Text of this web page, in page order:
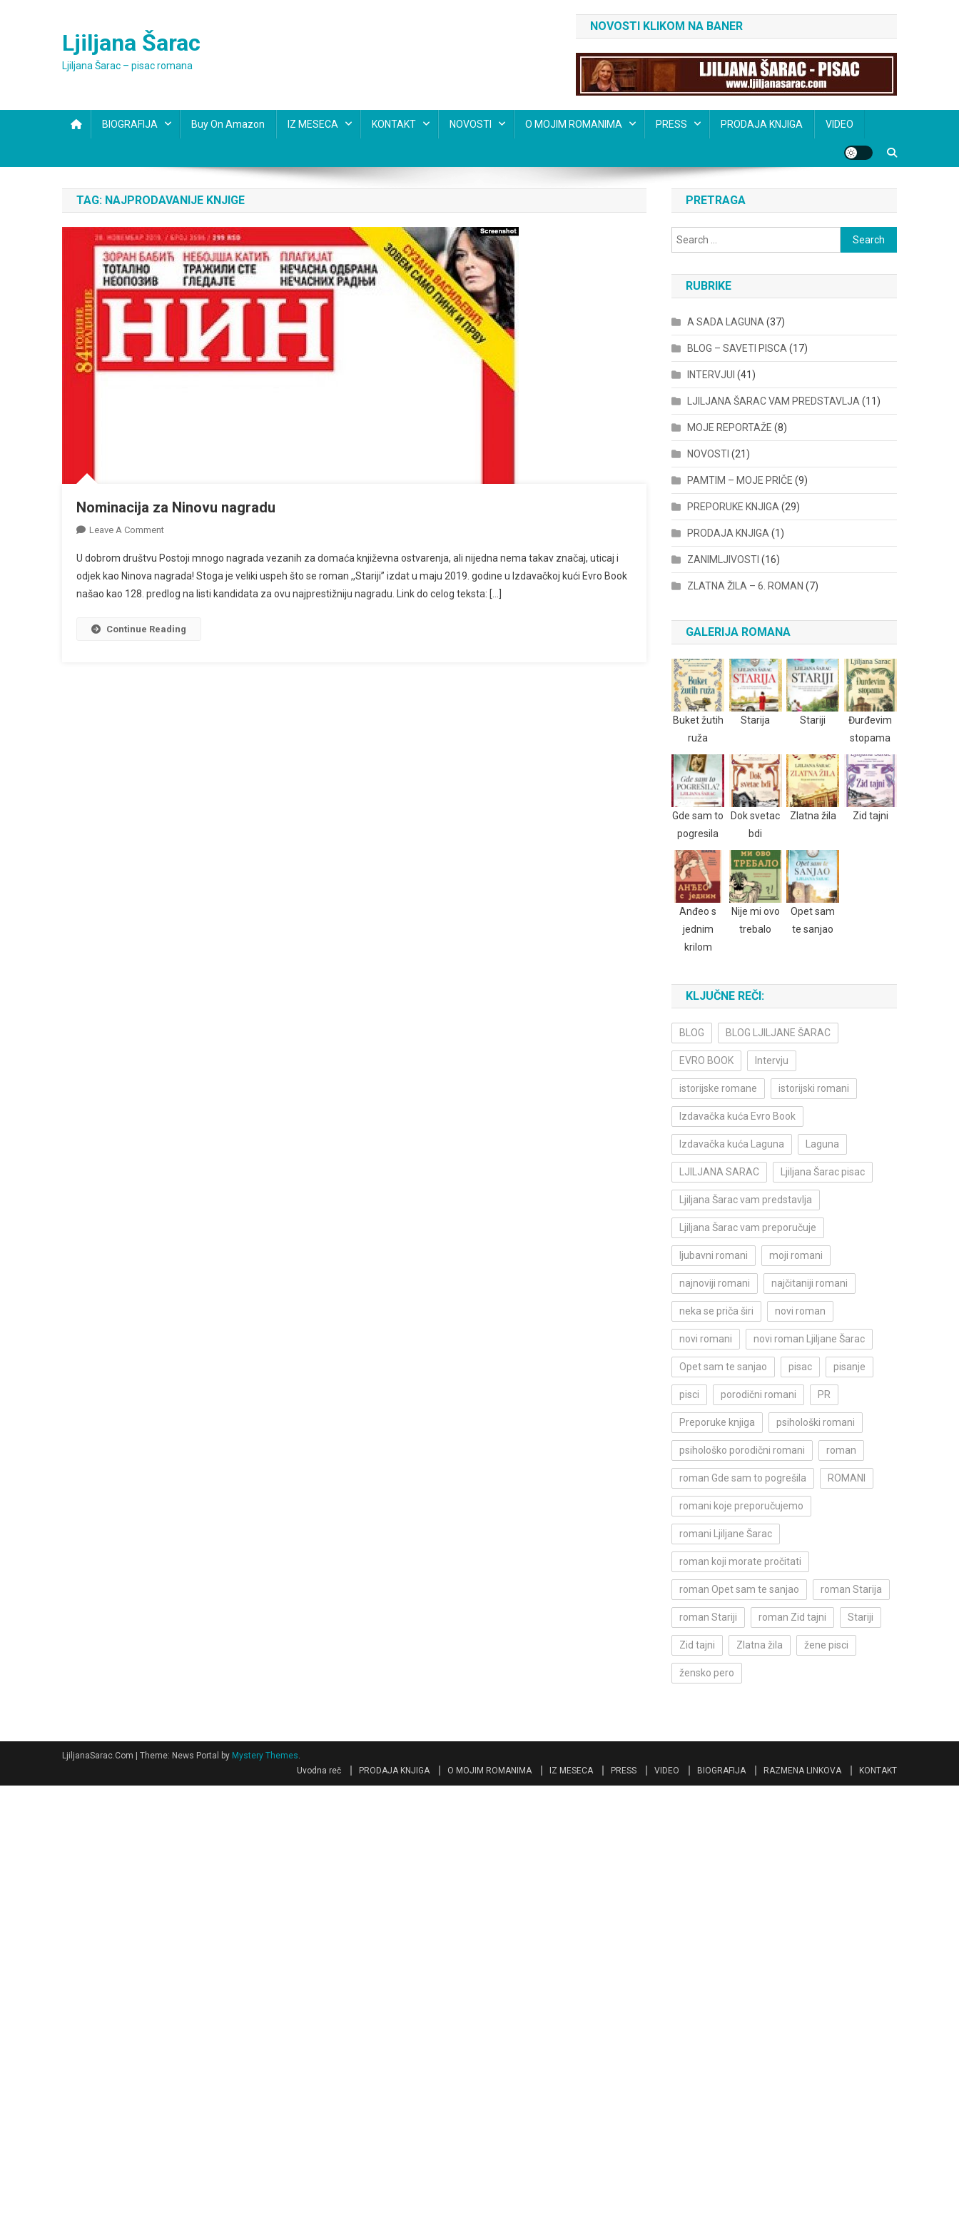
Ljiljana Šarac
Ljiljana Šarac – pisac romana
NOVOSTI KLIKOM NA BANER
BIOGRAFIJA Buy On Amazon IZ MESECA KONTAKT NOVOSTI O MOJIM ROMANIMA PRESS PRODAJA KNJIGA VIDEO
TAG: NAJPRODAVANIJE KNJIGE
Nominacija za Ninovu nagradu
Leave A CommentOn
Za
Ninovu
Nagradu
U dobrom društvu Postoji mnogo nagrada vezanih za domaća književna ostvarenja, ali nijedna nema takav značaj, uticaj i
odjek kao Ninova nagrada! Stoga je veliki uspeh što se roman ,,Stariji” izdat u maju 2019. godine u Izdavačkoj kući Evro Book
našao kao 128. predlog na listi kandidata za ovu najprestižniju nagradu. Link do celog teksta: […]
Continue Reading
PRETRAGA
Search
for:
RUBRIKE
A SADA LAGUNA (37)
BLOG – SAVETI PISCA (17)
INTERVJUI (41)
LJILJANA ŠARAC VAM PREDSTAVLJA (11)
MOJE REPORTAŽE (8)
NOVOSTI (21)
PAMTIM – MOJE PRIČE (9)
PREPORUKE KNJIGA (29)
PRODAJA KNJIGA (1)
ZANIMLJIVOSTI (16)
ZLATNA ŽILA – 6. ROMAN (7)
GALERIJA ROMANA
Buket žutih
ruža
Starija Stariji
Đurđevim
stopama
Gde sam to
pogresila
Dok svetac
bdi
Zlatna žila Zid tajni
Anđeo s
jednim
krilom
Nije mi ovo
trebalo
Opet sam
te sanjao
KLJUČNE REČI:
BLOG BLOG LJILJANE ŠARAC
EVRO BOOK Intervju
istorijske romane istorijski romani
Izdavačka kuća Evro Book
Izdavačka kuća Laguna Laguna
LJILJANA SARAC Ljiljana Šarac pisac
Ljiljana Šarac vam predstavlja
Ljiljana Šarac vam preporučuje
ljubavni romani moji romani
najnoviji romani najčitaniji romani
neka se priča širi novi roman
novi romani novi roman Ljiljane Šarac
Opet sam te sanjao pisac pisanje
pisci porodični romani PR
Preporuke knjiga psihološki romani
psihološko porodični romani roman
roman Gde sam to pogrešila ROMANI
romani koje preporučujemo
romani Ljiljane Šarac
roman koji morate pročitati
roman Opet sam te sanjao roman Starija
roman Stariji roman Zid tajni Stariji
Zid tajni Zlatna žila žene pisci
žensko pero
LjiljanaSarac.Com Theme: News Portal by Mystery Themes.
Uvodna reč
PRODAJA KNJIGA O MOJIM ROMANIMA IZ MESECA PRESS VIDEO BIOGRAFIJA RAZMENA LINKOVA KONTAKT